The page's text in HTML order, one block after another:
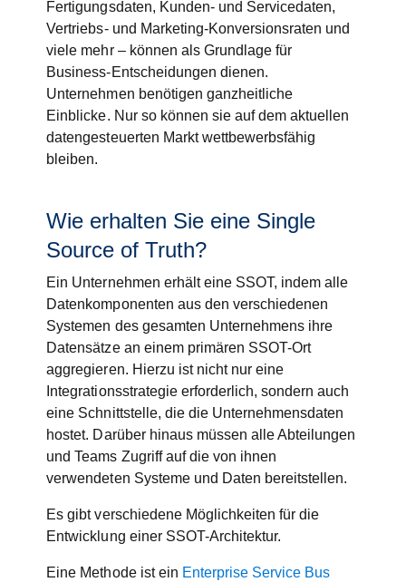
Fertigungsdaten, Kunden- und Servicedaten,
Vertriebs- und Marketing-Konversionsraten und
viele mehr – können als Grundlage für
Business-Entscheidungen dienen.
Unternehmen benötigen ganzheitliche
Einblicke. Nur so können sie auf dem aktuellen
datengesteuerten Markt wettbewerbsfähig
bleiben.
Wie erhalten Sie eine Single
Source of Truth?
Ein Unternehmen erhält eine SSOT, indem alle
Datenkomponenten aus den verschiedenen
Systemen des gesamten Unternehmens ihre
Datensätze an einem primären SSOT-Ort
aggregieren. Hierzu ist nicht nur eine
Integrationsstrategie erforderlich, sondern auch
eine Schnittstelle, die die Unternehmensdaten
hostet. Darüber hinaus müssen alle Abteilungen
und Teams Zugriff auf die von ihnen
verwendeten Systeme und Daten bereitstellen.
Es gibt verschiedene Möglichkeiten für die
Entwicklung einer SSOT-Architektur.
Eine Methode ist ein Enterprise Service Bus